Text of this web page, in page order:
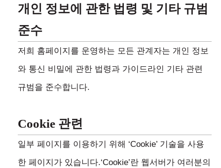
개인 정보에 관한 법령 및 기타 규범
준수
저희 홈페이지를 운영하는 모든 관계자는 개인 정보
와 통신 비밀에 관한 법령과 가이드라인 기타 관련
규범을 준수합니다.
Cookie 관련
일부 페이지를 이용하기 위해 ‘Cookie’ 기술을 사용
한 페이지가 있습니다.‘Cookie’란 웹서버가 여러분의